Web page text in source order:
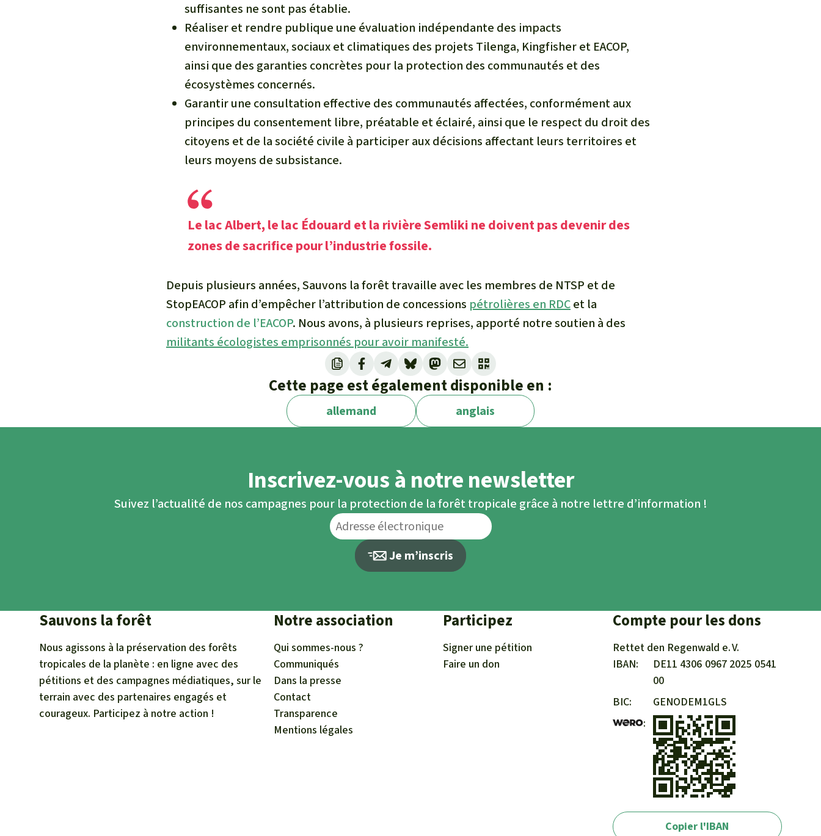
suffisantes ne sont pas établie.
Réaliser et rendre publique une évaluation indépendante des impacts
environnementaux, sociaux et climatiques des projets Tilenga, Kingfisher et EACOP,
ainsi que des garanties concrètes pour la protection des communautés et des
écosystèmes concernés.
Garantir une consultation effective des communautés affectées, conformément aux
principes du consentement libre, préatable et éclairé, ainsi que le respect du droit des
citoyens et de la société civile à participer aux décisions affectant leurs territoires et
leurs moyens de subsistance.
Le lac Albert, le lac Édouard et la rivière Semliki ne doivent pas devenir des
zones de sacrifice pour l’industrie fossile.
Depuis plusieurs années,Sauvons la forêttravaille avec les membres de NTSP et de
StopEACOP afin d’empêcher l’attribution de concessions pétrolières en RDCet la
construction de l’EACOP. Nous avons, à plusieurs reprises, apporté notre soutien à des
militants écologistes emprisonnés pour avoir manifesté.
Cette page est également disponible en :
allemand anglais
Inscrivez-vous à notre newsletter
Suivez l’actualité de nos campagnes pour la protection de la forêt tropicale grâce à notre lettre d’information !
Je m’inscris
Sauvons la forêt
Nous agissons à la préservation des forêts
tropicales de la planète : en ligne avec des
pétitions et des campagnes médiatiques, sur le
terrain avec des partenaires engagés et
courageux. Participez à notre action !
Notre association
Qui sommes-nous ?
Communiqués
Dans la presse
Contact
Transparence
Mentions légales
Participez
Signer une pétition
Faire un don
Compte pour les dons
Rettet den Regenwald e. V.
IBAN
DE11 4306 0967 2025 0541
00
BIC
GENODEM1GLS
Copier l'IBAN